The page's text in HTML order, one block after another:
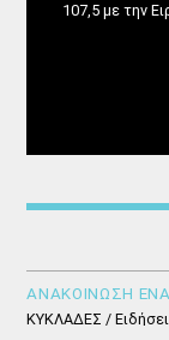
107,5 με την
ΑΝΑΚΟΙΝΩΣΗ
ΚΥΚΛΑΔΕΣ /